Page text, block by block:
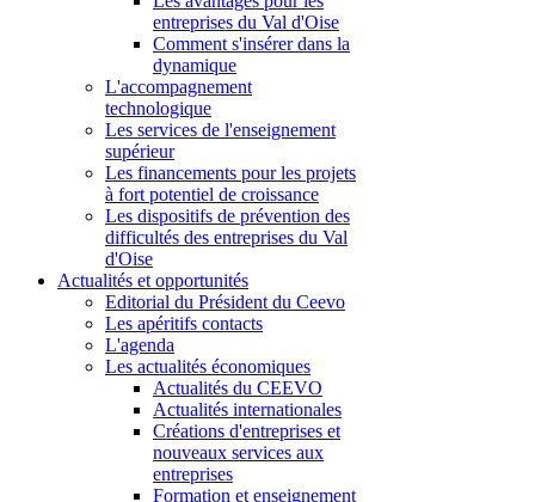
entreprises du Val d'Oise
Comment s'insérer dans la
dynamique
L'accompagnement
technologique
Les services de l'enseignement
supérieur
Les financements pour les projets
à fort potentiel de croissance
Les dispositifs de prévention des
difficultés des entreprises du Val
d'Oise
Actualités et opportunités
Editorial du Président du Ceevo
Les apéritifs contacts
L'agenda
Les actualités économiques
Actualités du CEEVO
Actualités internationales
Créations d'entreprises et
nouveaux services aux
entreprises
Formation et enseignement